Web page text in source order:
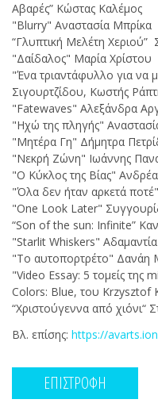
Αβαρές” Κώστας Καλέμος
"Blurry" Αναστασία Μπρίκα
“Γλυπτική Μελέτη Χεριού”
"Δαίδαλος" Μαρία Χρίστου
"Ένα τριαντάφυλλο για να
Σιγουρτζίδου, Κωστής
"Fatewaves" Αλεξάνδρα
"Ηχώ της πληγής"
"Μητέρα Γη" Δήμητρα
"Νεκρή Ζώνη" Ιωάννης
"Ο Κύκλος της Βίας"
"Όλα δεν ήταν αρκετά
"One Look Later"
“Son of the sun: Infinite”
"Starlit Whiskers"
"Το αυτοπορτρέτο" Δανάη
"Video Essay: 5 τομείς της
Colors: Blue, του Krzysztof
“Χριστούγεννα από χιόνι“
Βλ. επίσης: https://
ΕΠΙΣΤΡΟΦΗ